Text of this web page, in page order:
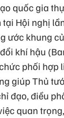
quốc gia
tại Hội nghị
ước khung
khí hậu
phối hợp
giúp Thủ
đạo, điều
quan